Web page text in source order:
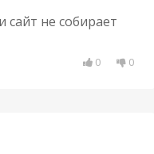
сайт не собирает
0 0